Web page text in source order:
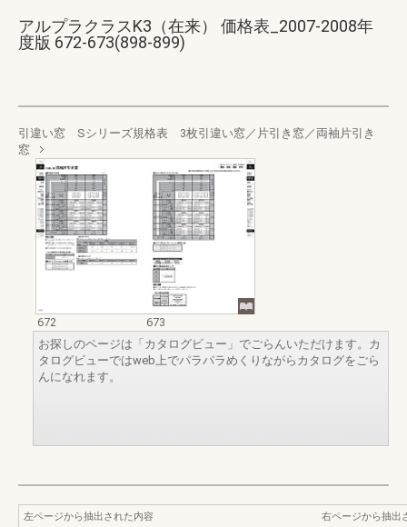
アルプラクラスK3（在来） 価格表_2007-2008年
度版 672-673(898-899)
引違い窓 Sシリーズ規格表 3枚引違い窓／片引き窓／両袖片引き
窓
672
673
お探しのページは「カタログビュー」でごらんいただけます。カ
タログビューではweb上でパラパラめくりながらカタログをごら
んになれます。
左ページから抽出された内容
右ページから抽出